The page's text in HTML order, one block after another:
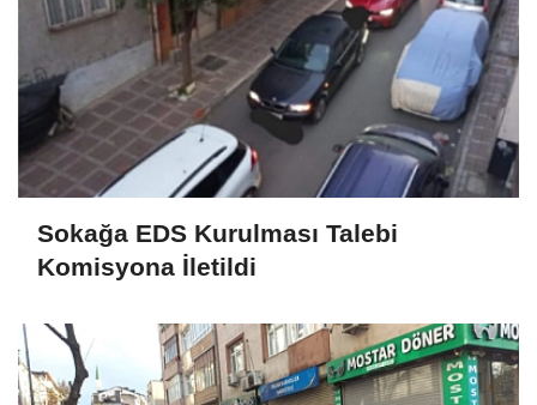
Sokağa EDS Kurulması Talebi
Komisyona İletildi